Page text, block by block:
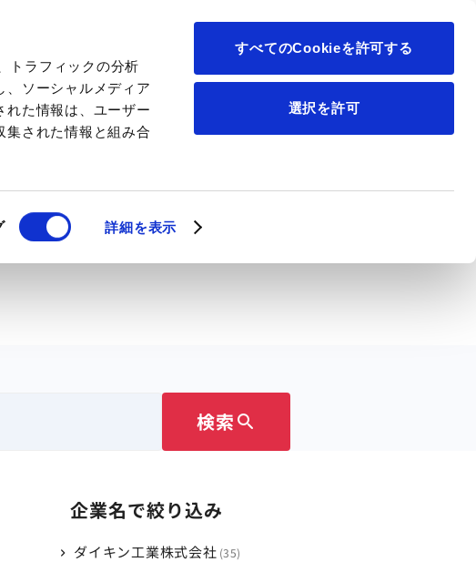
トラフィックの分析
、ソーシャルメディア
れた情報は、ユーザー
集された情報と組み合
詳細を表示
すべてのCookieを許可する
選択を許可
検索 search
企業名で絞り込み
ダイキン工業株式会社 35